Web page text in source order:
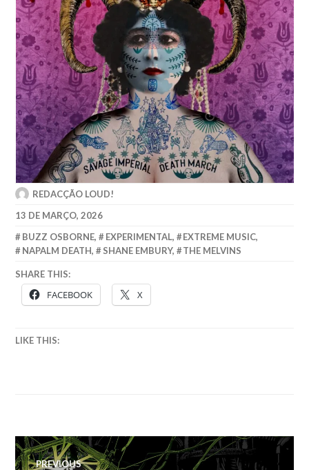
REDACÇÃO LOUD!
13 DE MARÇO, 2026
BUZZ OSBORNE, EXPERIMENTAL, EXTREME MUSIC,
NAPALM DEATH, SHANE EMBURY, THE MELVINS
SHARE THIS:
FACEBOOK X
LIKE THIS:
Navegação
PREVIOUS